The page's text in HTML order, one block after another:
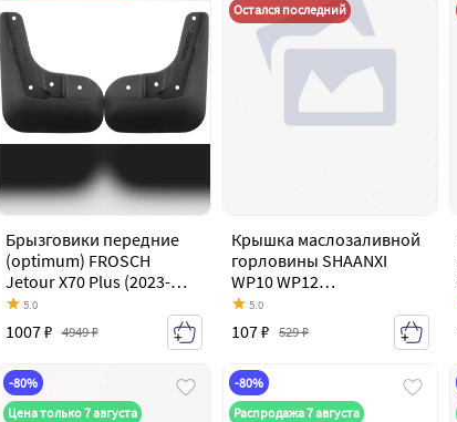
Брызговики передние
(optimum) FROSCH
Jetour X70 Plus (2023-
2026)
5.0
1007 ₽ 4949 ₽
Остался последний
Крышка маслозаливной
горловины SHAANXI
WP10 WP12
WD615SHACMAN
612600010489
5.0
107 ₽ 529 ₽
-80%
Цена только 7 августа
-80%
Распродажа 7 августа